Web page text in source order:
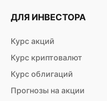
ДЛЯ ИНВЕСТОРА
Курс акций
Курс криптовалют
Курс облигаций
Прогнозы на акции